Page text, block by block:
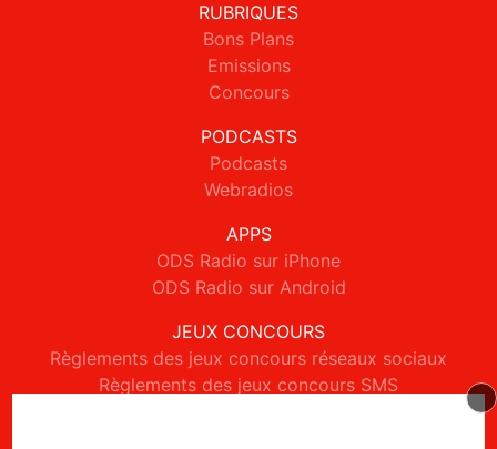
RUBRIQUES
Bons Plans
Emissions
Concours
PODCASTS
Podcasts
Webradios
APPS
ODS Radio sur iPhone
ODS Radio sur Android
JEUX CONCOURS
Règlements des jeux concours réseaux sociaux
Règlements des jeux concours SMS